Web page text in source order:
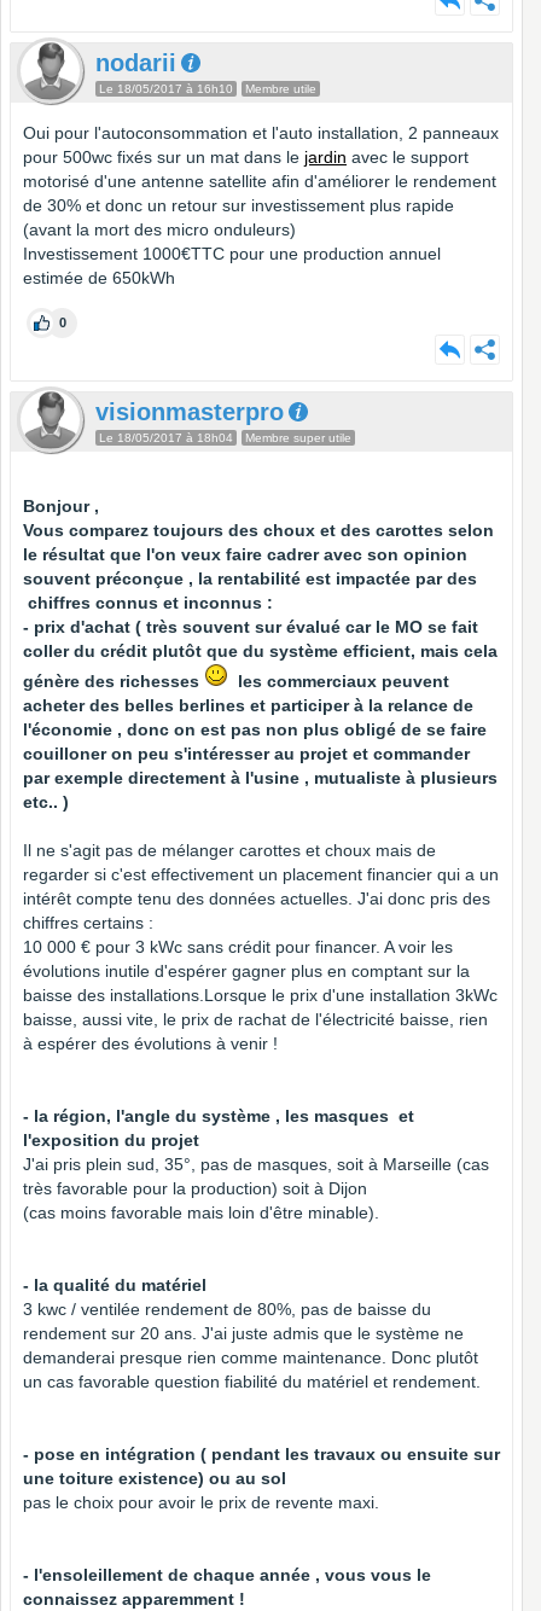
nodarii
Le 18/05/2017 à 16h10 Membre utile
Oui pour l'autoconsommation et l'auto installation, 2 panneaux
pour 500wc fixés sur un mat dans le jardin avec le support
motorisé d'une antenne satellite afin d'améliorer le rendement
de 30% et donc un retour sur investissement plus rapide
(avant la mort des micro onduleurs)
Investissement 1000€TTC pour une production annuel
estimée de 650kWh
0
visionmasterpro
Le 18/05/2017 à 18h04 Membre super utile
Bonjour ,
Vous comparez toujours des choux et des carottes selon
le résultat que l'on veux faire cadrer avec son opinion
souvent préconçue , la rentabilité est impactée par des
chiffres connus et inconnus :
- prix d'achat ( très souvent sur évalué car le MO se fait
coller du crédit plutôt que du système efficient, mais cela
génère des richesses
les commerciaux peuvent
acheter des belles berlines et participer à la relance de
l'économie , donc on est pas non plus obligé de se faire
couilloner on peu s'intéresser au projet et commander
par exemple directement à l'usine , mutualiste à plusieurs
etc.. )
Il ne s'agit pas de mélanger carottes et choux mais de
regarder si c'est effectivement un placement financier qui a un
intérêt compte tenu des données actuelles. J'ai donc pris des
chiffres certains :
10 000 € pour 3 kWc sans crédit pour financer. A voir les
évolutions inutile d'espérer gagner plus en comptant sur la
baisse des installations.Lorsque le prix d'une installation 3kWc
baisse, aussi vite, le prix de rachat de l'électricité baisse, rien
à espérer des évolutions à venir !
- la région, l'angle du système , les masques et
l'exposition du projet
J'ai pris plein sud, 35°, pas de masques, soit à Marseille (cas
très favorable pour la production) soit à Dijon
(cas moins favorable mais loin d'être minable).
- la qualité du matériel
3 kwc / ventilée rendement de 80%, pas de baisse du
rendement sur 20 ans. J'ai juste admis que le système ne
demanderai presque rien comme maintenance. Donc plutôt
un cas favorable question fiabilité du matériel et rendement.
- pose en intégration ( pendant les travaux ou ensuite sur
une toiture existence) ou au sol
pas le choix pour avoir le prix de revente maxi.
- l'ensoleillement de chaque année , vous vous le
connaissez apparemment !